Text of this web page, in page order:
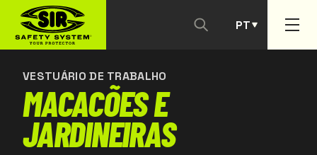
PT
ES
VESTUÁRIO DE TRABALHO
MACACÕES E
JARDINEIRAS
CONTACTAR-NOS